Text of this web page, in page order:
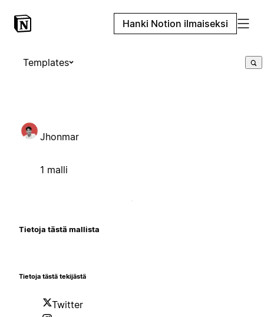
Hanki Notion ilmaiseksi
Templates
Jhonmar
1 malli
Tietoja tästä mallista
Tietoja tästä tekijästä
Twitter